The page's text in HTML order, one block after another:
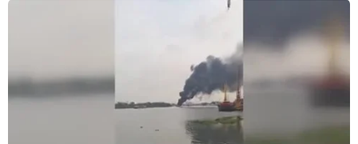
Na Uy áp giá trần đối với dầu mỏ của Nga
ở mức 60 USD mỗi thùng